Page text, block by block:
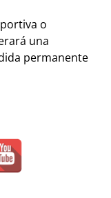
o
una
permanente